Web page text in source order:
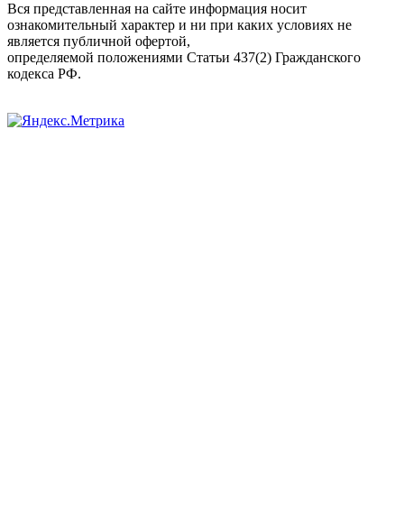
Вся представленная на сайте информация носит
ознакомительный характер и ни при каких условиях не
является публичной офертой,
определяемой положениями Статьи 437(2) Гражданского
кодекса РФ.